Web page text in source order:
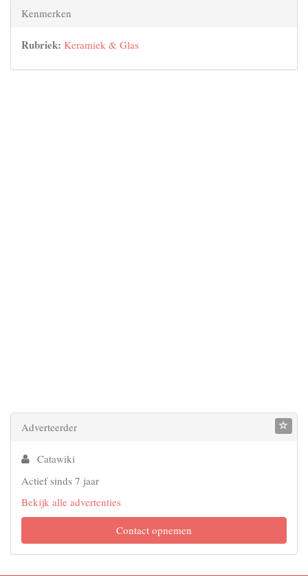
Kenmerken
Rubriek: Keramiek & Glas
Adverteerder
Catawiki
Actief sinds 7 jaar
Bekijk alle advertenties
Contact opnemen